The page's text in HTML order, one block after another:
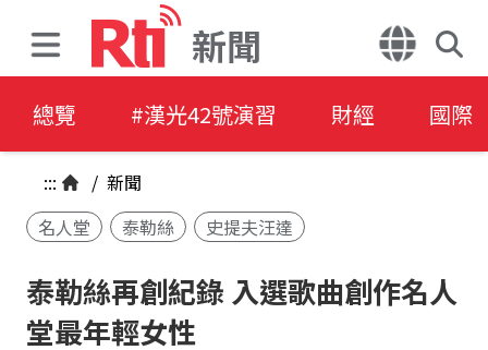
新聞
總覽 #漢光42號演習 財經 國際
::: / 新聞
名人堂
泰勒絲 史提夫汪達
泰勒絲再創紀錄 入選歌曲創作名人
堂最年輕女性